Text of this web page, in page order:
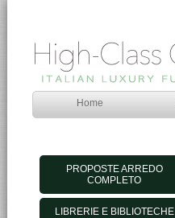
Home
PROPOSTE ARREDO
COMPLETO
LIBRERIE E BIBLIOTECHE